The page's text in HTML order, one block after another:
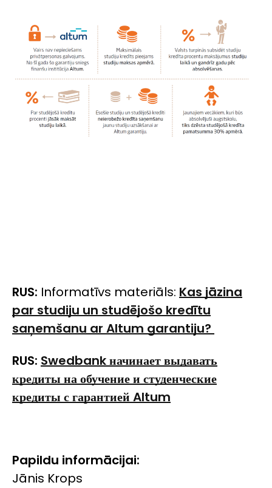
RUS: Informatīvs materiāls: Kas jāzina
par studiju un studējošo kredītu
saņemšanu ar Altum garantiju?
RUS: Swedbankначинает выдавать
кредиты на обучение и студенческие
кредиты с гарантией Altum
Papildu informācijai:
Jānis Krops